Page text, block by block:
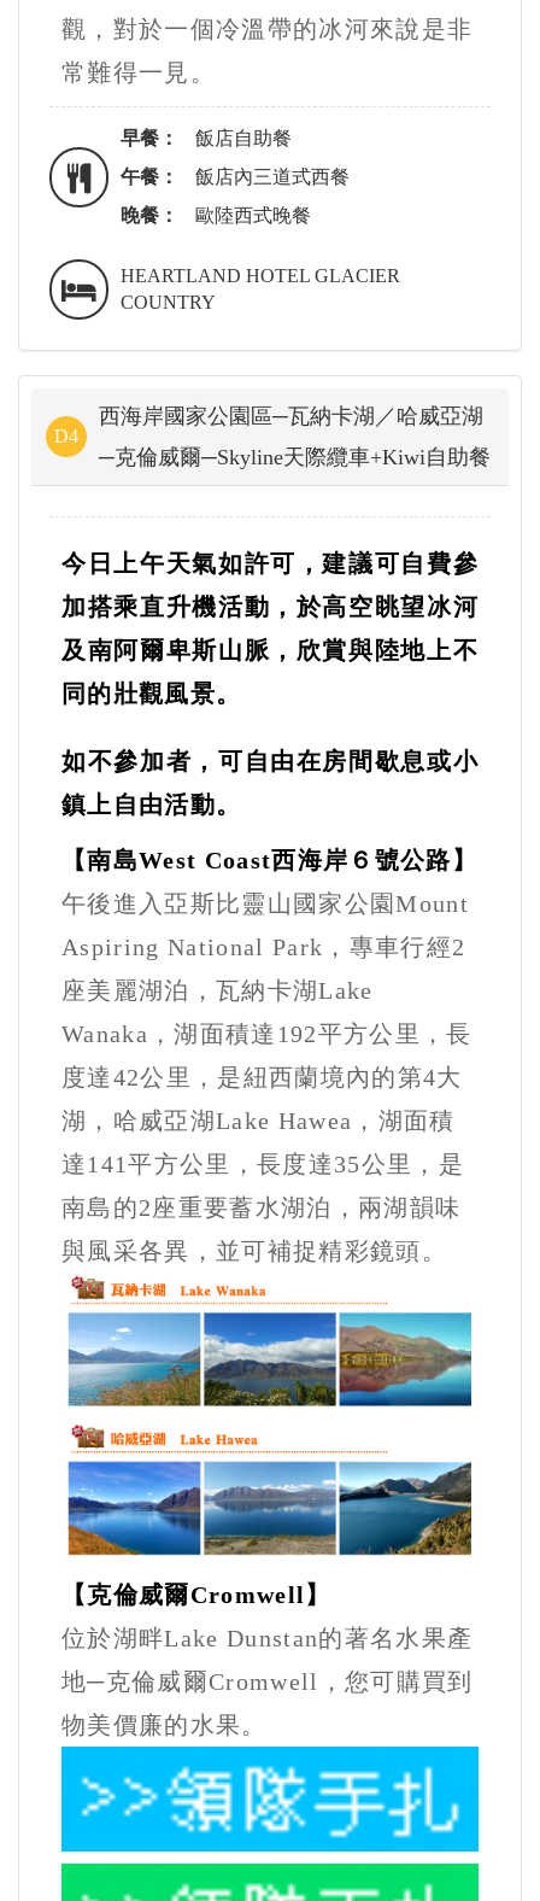
觀，對於一個冷溫帶的冰河來說是非
常難得一見。
早餐：
飯店自助餐
午餐：
飯店內三道式西餐
晚餐：
歐陸西式晚餐
HEARTLAND HOTEL GLACIER
COUNTRY
D4
西海岸國家公園區─瓦納卡湖／哈威亞湖
─克倫威爾─Skyline天際纜車+Kiwi自助餐
今日上午天氣如許可，建議可自費參
加搭乘直升機活動，於高空眺望冰河
及南阿爾卑斯山脈，欣賞與陸地上不
同的壯觀風景。
如不參加者，可自由在房間歇息或小
鎮上自由活動。
【南島West Coast西海岸６號公路】
午後進入亞斯比靈山國家公園Mount
Aspiring National Park，專車行經2
座美麗湖泊，瓦納卡湖Lake
Wanaka，湖面積達192平方公里，長
度達42公里，是紐西蘭境內的第4大
湖，哈威亞湖Lake Hawea，湖面積
達141平方公里，長度達35公里，是
南島的2座重要蓄水湖泊，兩湖韻味
與風采各異，並可補捉精彩鏡頭。
【克倫威爾Cromwell】
位於湖畔Lake Dunstan的著名水果產
地─克倫威爾Cromwell，您可購買到
物美價廉的水果。